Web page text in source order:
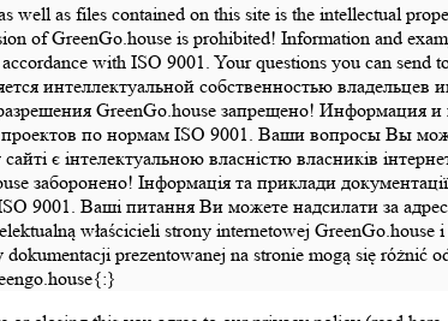
well as files contained on this site is the intellectual
of GreenGo.house is prohibited! Information and
with ISO 9001. Your questions you can
интеллектуальной собственностью
GreenGo.house запрещено! Информация
по нормам ISO 9001. Ваши вопросы Вы
є інтелектуальною власністю власників
заборонено! Інформація та приклади
9001. Ваші питання Ви можете надсилати за
właścicieli strony internetowej
prezentowanej na stronie mogą się